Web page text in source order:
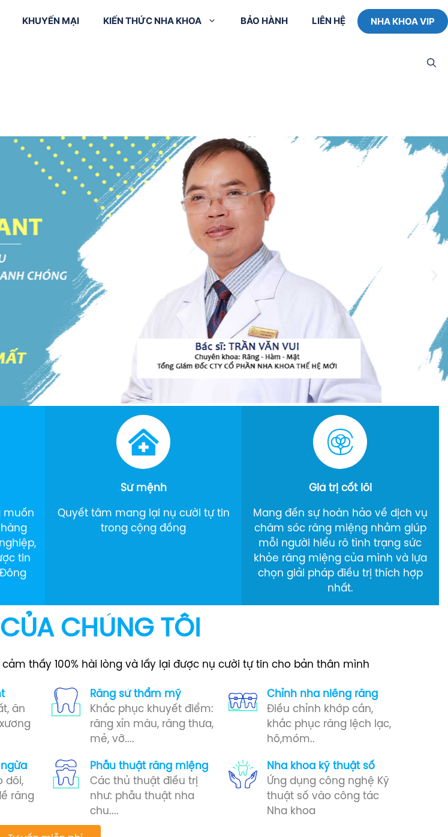
Niềng răng mắc
cài mặt trong
Làm dài thân răng
Phục hình sứ
CAD/CAM
Chỉnh nha bằng
phần mềm
Invisalign
Máng hướng dẫn
cấy ghép Implant
Cấy ghép Implant
toàn hàm All on 4
Cấy ghép Implant
toàn hàm All on 6
Trồng hoặc cấy
răng Mini Implant
Phòng lưu trú cho
khách ở xa
KHUYẾN MẠI KIẾN THỨC NHA KHOA BẢO HÀNH LIÊN HỆ NHA KHOA VIP
muốn
tin
Sứ mệnh
Quyết tâm mang lại nụ cười tự tin
trong cộng đồng
Giá trị cốt lõi
Mang đến sự hoàn hảo về dịch vụ
chăm sóc răng miệng nhằm giúp
mỗi người hiểu rõ tình trạng sức
khỏe răng miệng của mình và lựa
chọn giải pháp điều trị thích hợp
nhất.
CHÚNG TÔI
thấy 100% hài lòng và lấy lại được nụ cười tự tin cho bản thân mình
ăn
Răng sứ​ thẩm mỹ
Khắc phục khuyết điểm:
răng xỉn màu, răng thưa,
mẻ, vỡ....
Chỉnh nha niềng răng
Điều chỉnh khớp cắn,
khắc phục răng lệch lạc,
hô,móm..
dõi,
răng
Phẫu thuật răng miệng​
Các thủ thuật điều trị
như: phẫu thuật nha
chu....
Nha khoa kỹ thuật số
Ứng dụng công nghệ Kỹ
thuật số vào công tác
Nha khoa